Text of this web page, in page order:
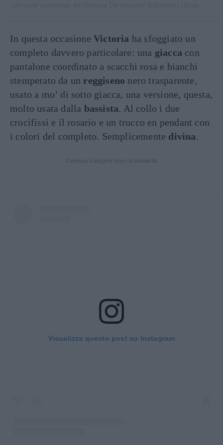
In questa occasione Victoria ha sfoggiato un
completo davvero particolare: una giacca con
pantalone coordinato a scacchi rosa e bianchi
stemperato da un reggiseno nero trasparente,
usato a mo’ di sotto giacca, una versione, questa,
molto usata dalla bassista. Al collo i due
crocifissi e il rosario e un trucco en pendant con
i colori del completo. Semplicemente divina.
Visualizza questo post su Instagram